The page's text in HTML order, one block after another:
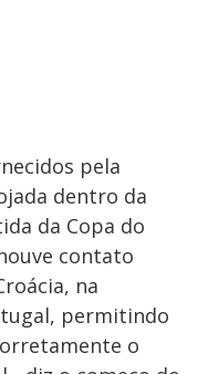
pela
dentro da
da Copa do
contato
na
permitindo
o